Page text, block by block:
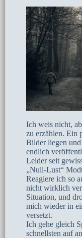
Ich weis nicht,
zu erzählen. Ein
Bilder liegen
endlich
Leider seit
„Null-Lust“
Reagiere ich so
nicht wirklich
Situation, und
mich wieder in
versetzt.
Ich gehe gleich
schnellsten auf